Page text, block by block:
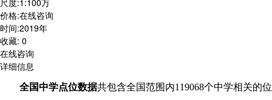
价格:在线咨询
时间:2019年
收藏: 0
在线咨询
详细信息
全国中学点位数据共包含全国范围内119068个中学相关的位